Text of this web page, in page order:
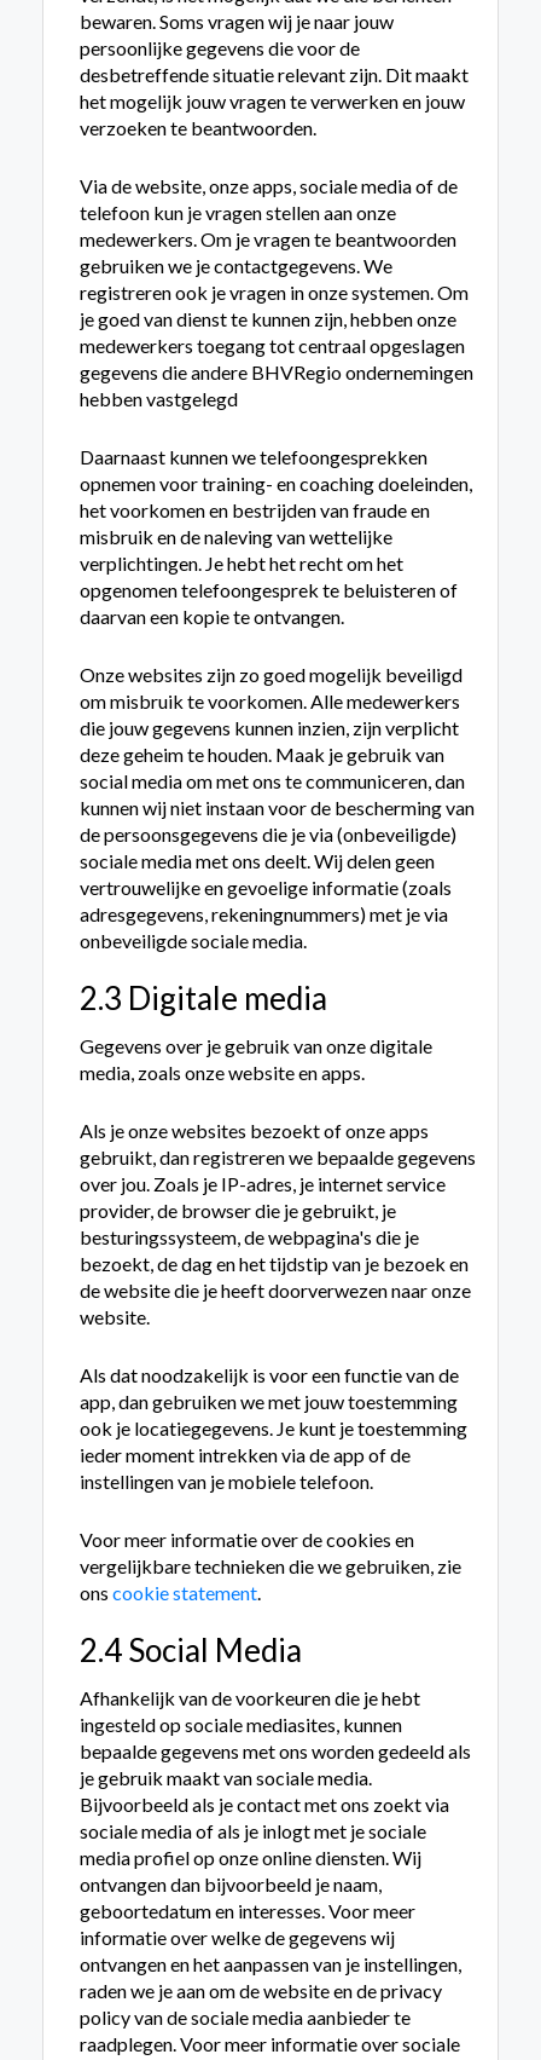
bewaren. Soms vragen wij je naar jouw
persoonlijke gegevens die voor de
desbetreffende situatie relevant zijn. Dit maakt
het mogelijk jouw vragen te verwerken en jouw
verzoeken te beantwoorden.
Via de website, onze apps, sociale media of de
telefoon kun je vragen stellen aan onze
medewerkers. Om je vragen te beantwoorden
gebruiken we je contactgegevens. We
registreren ook je vragen in onze systemen. Om
je goed van dienst te kunnen zijn, hebben onze
medewerkers toegang tot centraal opgeslagen
gegevens die andere BHVRegio ondernemingen
hebben vastgelegd
Daarnaast kunnen we telefoongesprekken
opnemen voor training- en coaching doeleinden,
het voorkomen en bestrijden van fraude en
misbruik en de naleving van wettelijke
verplichtingen. Je hebt het recht om het
opgenomen telefoongesprek te beluisteren of
daarvan een kopie te ontvangen.
Onze websites zijn zo goed mogelijk beveiligd
om misbruik te voorkomen. Alle medewerkers
die jouw gegevens kunnen inzien, zijn verplicht
deze geheim te houden. Maak je gebruik van
social media om met ons te communiceren, dan
kunnen wij niet instaan voor de bescherming van
de persoonsgegevens die je via (onbeveiligde)
sociale media met ons deelt. Wij delen geen
vertrouwelijke en gevoelige informatie (zoals
adresgegevens, rekeningnummers) met je via
onbeveiligde sociale media.
2.3 Digitale media
Gegevens over je gebruik van onze digitale
media, zoals onze website en apps.
Als je onze websites bezoekt of onze apps
gebruikt, dan registreren we bepaalde gegevens
over jou. Zoals je IP-adres, je internet service
provider, de browser die je gebruikt, je
besturings­systeem, de webpagina's die je
bezoekt, de dag en het tijdstip van je bezoek en
de website die je heeft doorverwezen naar onze
website.
Als dat noodzakelijk is voor een functie van de
app, dan gebruiken we met jouw toestemming
ook je locatiegegevens. Je kunt je toestemming
ieder moment intrekken via de app of de
instellingen van je mobiele telefoon.
Voor meer informatie over de cookies en
vergelijkbare technieken die we gebruiken, zie
ons cookie statement.
2.4 Social Media
Afhankelijk van de voorkeuren die je hebt
ingesteld op sociale mediasites, kunnen
bepaalde gegevens met ons worden gedeeld als
je gebruik maakt van sociale media.
Bijvoorbeeld als je contact met ons zoekt via
sociale media of als je inlogt met je sociale
media profiel op onze online diensten. Wij
ontvangen dan bijvoorbeeld je naam,
geboortedatum en interesses. Voor meer
informatie over welke de gegevens wij
ontvangen en het aanpassen van je instellingen,
raden we je aan om de website en de privacy
policy van de sociale media aanbieder te
raadplegen. Voor meer informatie over sociale